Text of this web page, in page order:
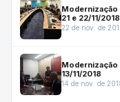
Modernização
21 e 22/11/2018
22 de nov. de
Modernização
13/11/2018
14 de nov. de